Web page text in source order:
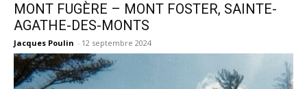
MONT FUGÈRE – MONT FOSTER, SAINTE-
AGATHE-DES-MONTS
Jacques Poulin - 12 septembre 2024